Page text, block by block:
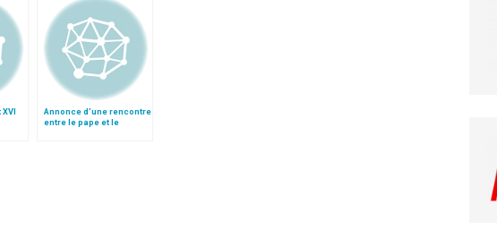
Annonce d’une rencontre
entre le pape et le